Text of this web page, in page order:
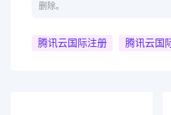
删除。
腾讯云国际注册 腾讯云国